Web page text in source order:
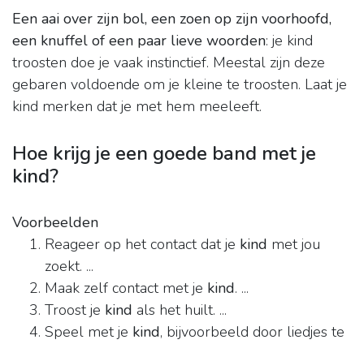
Een aai over zijn bol, een zoen op zijn voorhoofd,
een knuffel of een paar lieve woorden: je kind
troosten doe je vaak instinctief. Meestal zijn deze
gebaren voldoende om je kleine te troosten. Laat je
kind merken dat je met hem meeleeft.
Hoe krijg je een goede band met je
kind?
Voorbeelden
Reageer op het contact dat je kind met jou
zoekt. ...
Maak zelf contact met je kind. ...
Troost je kind als het huilt. ...
Speel met je kind, bijvoorbeeld door liedjes te